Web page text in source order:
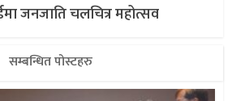
जनजाति चलचित्र महोत्सव
सम्बन्धित पोस्टहरु